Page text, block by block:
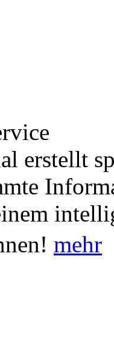
erstellt
mehr